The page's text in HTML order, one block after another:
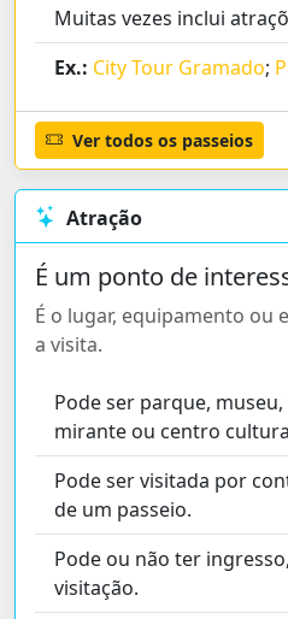
Muitas vezes inclui
Ex.: City Tour Gramado;
Ver todos os passeios
Atração
É um ponto de
É o lugar, equipamento ou
a visita.
Pode ser parque,
mirante ou centro
Pode ser visitada por
de um passeio.
Pode ou não ter
visitação.